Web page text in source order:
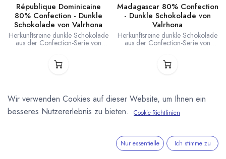
République Dominicaine
80% Confection - Dunkle
Schokolade von Valrhona
Herkunftsreine dunkle Schokolade
aus der Confection-Serie von
20 % Zucker. Speziell für
République Dominicaiine:
säuerliche Noten und noten reifer
Früchte.
Madagascar 80% Confection
- Dunkle Schokolade von
Valrhona
Herkunftsreine dunkle Schokolade
aus der Confection-Serie von
20 % Zucker. Speziell für
Madagascar: säuerliche Noten von
roten Beeren und leichte
Bitternote.
Wir verwenden Cookies auf dieser Website, um Ihnen ein
besseres Nutzererlebnis zu bieten.
Cookie-Richtlinien
Nur essentielle Ich stimme zu